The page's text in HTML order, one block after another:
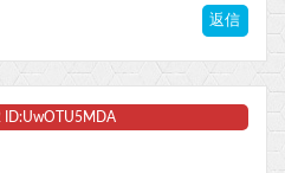
返信
ID:UwOTU5MDA